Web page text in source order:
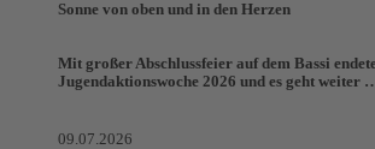
Sonne von oben und in den Herzen
Mit großer Abschlussfeier auf dem Bassi
Jugendaktionswoche 2026 und es geht weiter
09.07.2026